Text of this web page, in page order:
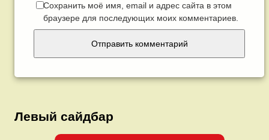
Сохранить моё имя, email и адрес сайта в этом
браузере для последующих моих комментариев.
Левый сайдбар